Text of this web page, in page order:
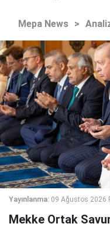
Mepa News >
Yayınlanma: 09 Ağustos 2026
Mekke Ortak